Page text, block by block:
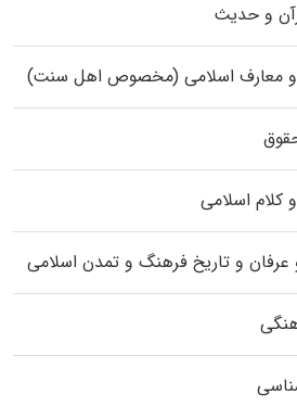
و حدیث
و معارف اسلامی (مخصوص اهل سنت)
کلام اسلامی
عرفان و تاریخ فرهنگ و تمدن اسلامی